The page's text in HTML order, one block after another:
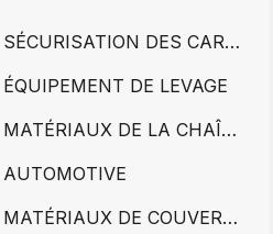
SÉCURISATION DES CARGAISONS
ÉQUIPEMENT DE LEVAGE
MATÉRIAUX DE LA CHAÎNE
AUTOMOTIVE
MATÉRIAUX DE COUVERTURE